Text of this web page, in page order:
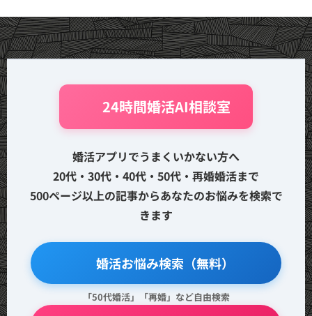
🤖 24時間婚活AI相談室
婚活アプリでうまくいかない方へ
20代・30代・40代・50代・再婚婚活まで
500ページ以上の記事からあなたのお悩みを検索で
きます
🔍 婚活お悩み検索（無料）
「50代婚活」「再婚」など自由検索